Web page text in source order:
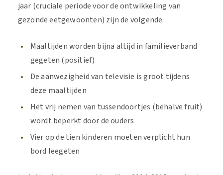
jaar (cruciale periode voor de ontwikkeling van
gezonde eetgewoonten) zijn de volgende:
Maaltijden worden bijna altijd in familieverband
gegeten (positief)
De aanwezigheid van televisie is groot tijdens
deze maaltijden
Het vrij nemen van tussendoortjes (behalve fruit)
wordt beperkt door de ouders
Vier op de tien kinderen moeten verplicht hun
bord leegeten